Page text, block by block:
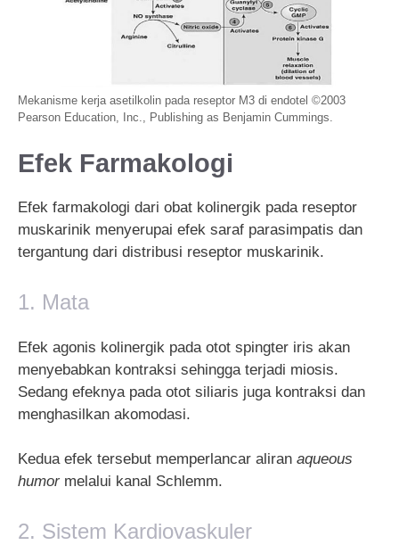
Mekanisme kerja asetilkolin pada reseptor M3 di endotel ©2003
Pearson Education, Inc., Publishing as Benjamin Cummings.
Efek Farmakologi
Efek farmakologi dari obat kolinergik pada reseptor
muskarinik menyerupai efek saraf parasimpatis dan
tergantung dari distribusi reseptor muskarinik.
1. Mata
Efek agonis kolinergik pada otot spingter iris akan
menyebabkan kontraksi sehingga terjadi miosis.
Sedang efeknya pada otot siliaris juga kontraksi dan
menghasilkan akomodasi.
Kedua efek tersebut memperlancar aliran aqueous
humormelalui kanal Schlemm.
2. Sistem Kardiovaskuler